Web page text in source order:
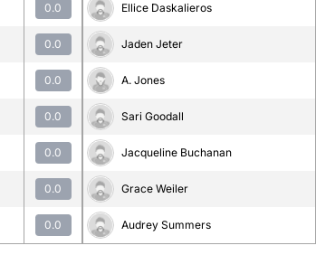
0.0
0.0
0.0
0.0
0.0
0.0
0.0
Ellice Daskalieros
Jaden Jeter
A. Jones
Sari Goodall
Jacqueline Buchanan
Grace Weiler
Audrey Summers